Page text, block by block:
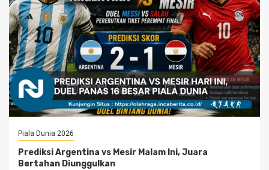
Piala Dunia 2026
Prediksi Argentina vs Mesir Malam Ini, Juara
Bertahan Diunggulkan